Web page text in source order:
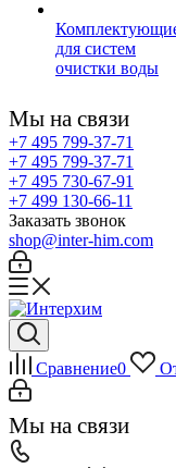
для систем
очистки воды
Мы на связи
+7 495 799-37-71
+7 495 799-37-71
+7 495 730-67-91
+7 499 130-66-11
Заказать звонок
shop@inter-him.com
Сравнение0
Мы на связи